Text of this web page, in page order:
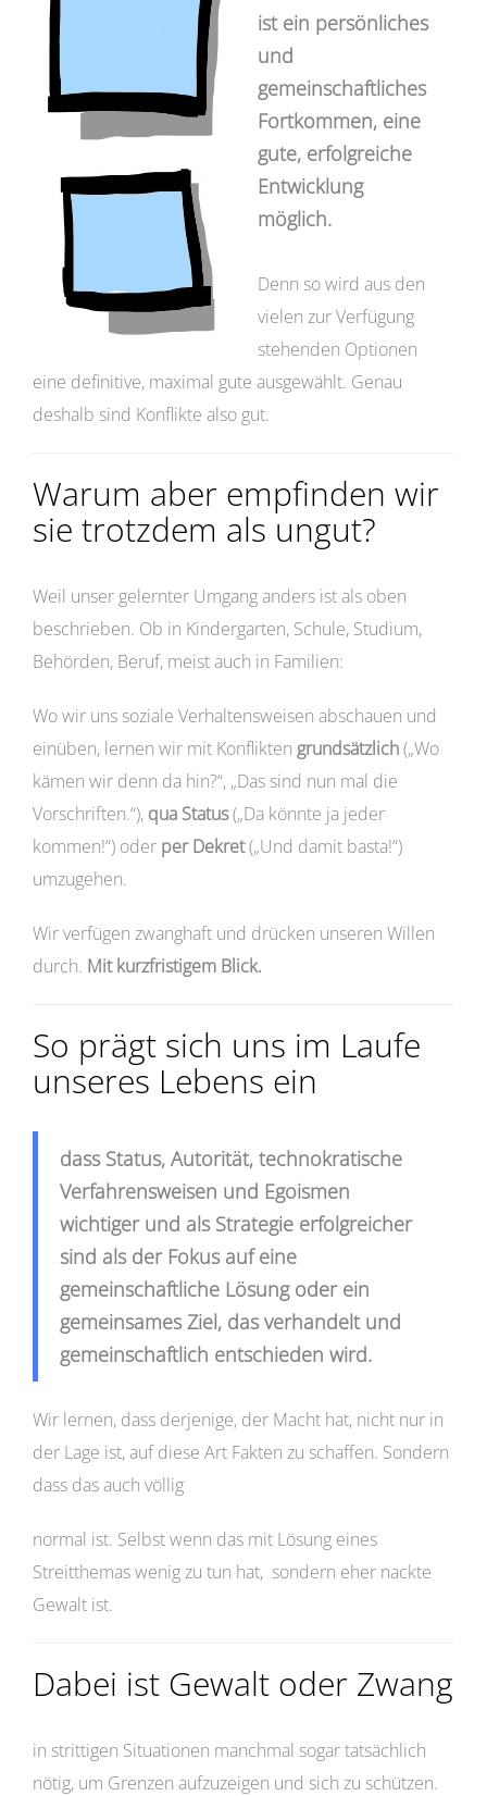
ist ein persönliches
und
gemeinschaftliches
Fortkommen, eine
gute, erfolgreiche
Entwicklung
möglich.
Denn so wird aus den
vielen zur Verfügung
stehenden Optionen
eine definitive, maximal gute ausgewählt. Genau
deshalb sind Konflikte also gut.
Warum aber empfinden wir
sie trotzdem als ungut?
Weil unser gelernter Umgang anders ist als oben
beschrieben. Ob in Kindergarten, Schule, Studium,
Behörden, Beruf, meist auch in Familien:
Wo wir uns soziale Verhaltensweisen abschauen und
einüben, lernen wir mit Konflikten grundsätzlich(„Wo
kämen wir denn da hin?“, „Das sind nun mal die
Vorschriften.“), qua Status(„Da könnte ja jeder
kommen!“) oder per Dekret(„Und damit basta!“)
umzugehen.
Wir verfügen zwanghaft und drücken unseren Willen
durch. Mit kurzfristigem Blick.
So prägt sich uns im Laufe
unseres Lebens ein
dass Status, Autorität, technokratische
Verfahrensweisen und Egoismen
wichtiger und als Strategie erfolgreicher
sind als der Fokus auf eine
gemeinschaftliche Lösung oder ein
gemeinsames Ziel, das verhandelt und
gemeinschaftlich entschieden wird.
Wir lernen, dass derjenige, der Macht hat, nicht nur in
der Lage ist, auf diese Art Fakten zu schaffen. Sondern
dass das auch völlig
normal ist. Selbst wenn das mit Lösung eines
Streitthemas wenig zu tun hat, sondern eher nackte
Gewalt ist.
Dabei ist Gewalt oder Zwang
in strittigen Situationen manchmal sogar tatsächlich
nötig, um Grenzen aufzuzeigen und sich zu schützen.